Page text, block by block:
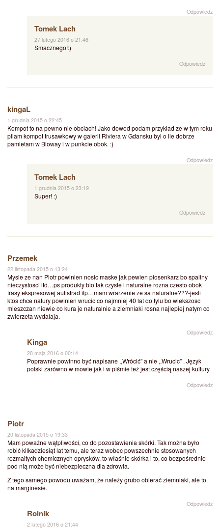
Odpowiedz
Tomek Lach
27 lutego 2016 o 21:46
Smacznego!:)
Odpowiedz
kingaL
1 grudnia 2015 o 22:45
Kompot to na pewno nie obciach! Jako dowod podam przyklad ze w tym roku
pilam kompot trusawkowy w galerii Riviera w Gdansku byl o ile dobrze
pamietam w Bioway i w punkcie obok. :)
Odpowiedz
Tomek Lach
1 grudnia 2015 o 23:19
Super! :)
Odpowiedz
Przemek
22 listopada 2015 o 13:24
Mysle ze nan Piotr powinien nosic maske jak pewien piosenkarz bo spaliny
nieczystosci itd…ps produkty bio tak czyste i naturalne rozna czesto obok
trasy ekspresowej autistrad itp…mam wrarzenie ze sa naturalne???-jesli
ktos chce natury powinien wrucic co najmniej 40 lat do tylu bo wiekszosc
mieszczan niewie co kura je naturalnie a ziemniaki rosna najlepiej natym co
zwierzeta wydalaja.
Odpowiedz
Kinga
28 maja 2016 o 00:14
Poprawnie powinno być napisane ,,Wrócić” a nie ,,Wrucic” . Język
polski zarówno w mowie jak i w piśmie też jest częścią naszej kultury.
Odpowiedz
Piotr
20 listopada 2015 o 19:33
Mam poważne wątpliwości, co do pozostawienia skórki. Tak można było
robić kilkadziesiąt lat temu, ale teraz wobec powszechnie stosowanych
rozmaitych chemicznych oprysków, to właśnie skórka i to, co bezpośrednio
pod nią może być niebezpieczna dla zdrowia.
Z tego samego powodu uważam, że należy grubo obierać ziemniaki, ale to
na marginesie.
Odpowiedz
Rolnik
2 lutego 2016 o 21:44